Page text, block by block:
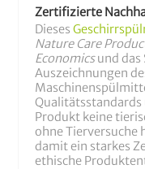
Zertifizierte
Dieses
Nature Care
Economicsund das
Auszeichnungen
Qualitätsstandards
Produkt keine
ohne Tierversuche
damit ein starkes
ethische